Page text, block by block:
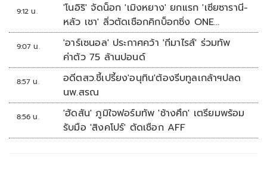
9:12 น.
'โนอิริ' จัดน็อก 'เมิงหยาง' ยกแรก 'เซียซารานี-
หลัว เชา' ลิ่วตัดเชือกคิกบ็อกซิ่ง ONE
Samurai 2
9:07 น.
'อาร์เซนอล' ประกาศคว้า 'กีมาไรส์' ร่วมทัพ
ค่าตัว 75 ล้านปอนด์
8:57 น.
อดีตสว.ชี้เปรี้ยง'อนุทิน'ต้องรีบทูลเกล้าฯปลด
นพ.สรณ
8:56 น.
'ฮัดสัน' ภูมิใจฟอร์มทัพ 'ช้างศึก' เตรียมพร้อม
รับมือ 'สิงคโปร์' ตัดเชือก AFF